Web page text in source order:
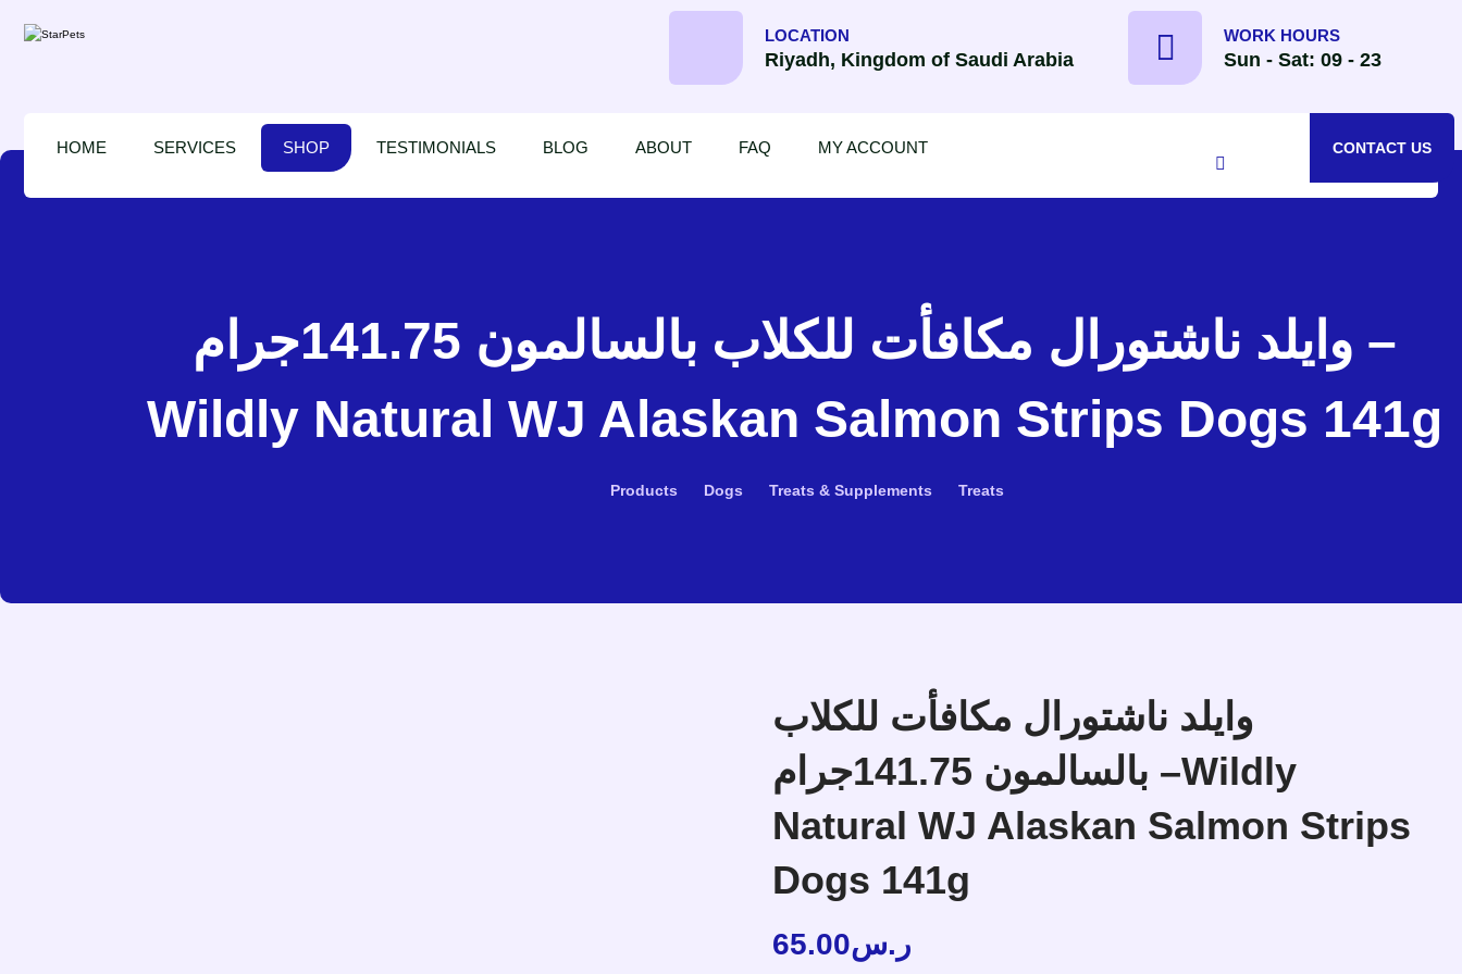
WORK HOURS
Sun - Sat: 09 - 23
LOCATION
Riyadh, Kingdom of Saudi Arabia
HOME SERVICES SHOP TESTIMONIALS BLOG ABOUT FAQ MY ACCOUNT CONTACT US
وايلد ناشتورال مكافأت للكلاب بالسالمون 141.75جرام –
Wildly Natural WJ Alaskan Salmon Strips Dogs 141g
Products Dogs Treats & Supplements Treats
وايلد ناشتورال مكافأت للكلاب
بالسالمون 141.75جرام –Wildly
Natural WJ Alaskan Salmon Strips
Dogs 141g
ر.س65.00